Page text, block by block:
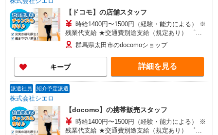
【ドコモ】の店舗スタッフ
時給1400円〜1500円（経験・能力による） ※
残業代支給 ★交通費別途支給（規定あり） ゜
+゜・。○。・゜+゜・。○。・゜+゜ 入社祝い金10
万円支給(規定有) お友達を紹介頂くと, インセンテ
ィブ支給(規定有) ★月2回払い・週払い可能（規程
有）★ ゜・。○。・゜+゜・。○。・゜+゜
群馬県太田市のdocomoショップ
キープ 詳細を見る
派遣社員 紹介予定派遣
株式会社シエロ
【docomo】の携帯販売スタッフ
時給1400円〜1500円（経験・能力による） ※
残業代支給 ★交通費別途支給（規定あり） ゜